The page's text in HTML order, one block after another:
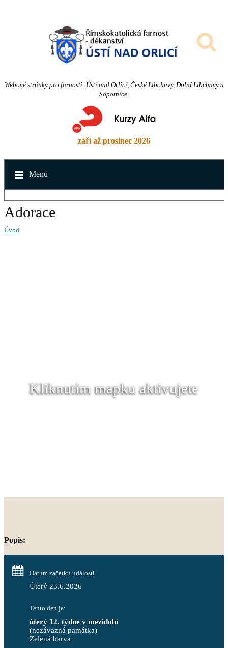
Webové stránky pro farnosti: Ústí nad Orlicí, České Libchavy, Dolní Libchavy a
Sopotnice.
září až prosinec 2026
Menu
Adorace
Úvod
Kliknutím mapku aktivujete
Popis:
Datum začátku události
Úterý 23.6.2026
Tento den je:
úterý 12. týdne v mezidobí
(nezávazná památka)
Zelená barva